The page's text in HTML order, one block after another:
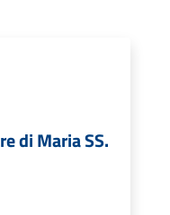
di Maria SS.